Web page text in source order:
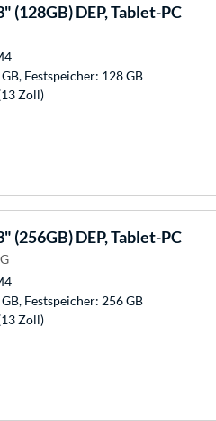
(128GB) DEP, Tablet-PC
Festspeicher: 128 GB
Zoll)
(256GB) DEP, Tablet-PC
Festspeicher: 256 GB
Zoll)